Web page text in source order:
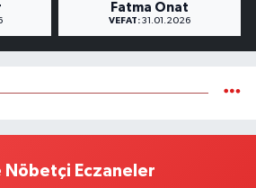
Fatma Onat
VEFAT: 31.01.2026
Nöbetçi Eczaneler